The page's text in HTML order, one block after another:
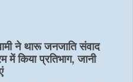
ने थारू जनजाति संवाद
में किया प्रतिभाग, जानी